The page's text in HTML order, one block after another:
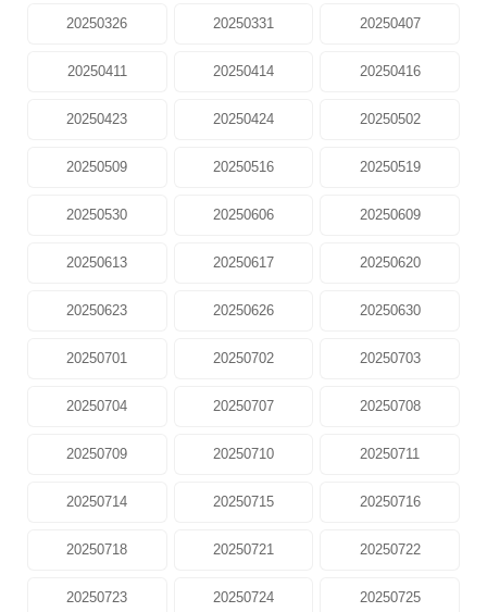
20250326 20250331 20250407
20250411 20250414 20250416
20250423 20250424 20250502
20250509 20250516 20250519
20250530 20250606 20250609
20250613 20250617 20250620
20250623 20250626 20250630
20250701 20250702 20250703
20250704 20250707 20250708
20250709 20250710 20250711
20250714 20250715 20250716
20250718 20250721 20250722
20250723 20250724 20250725